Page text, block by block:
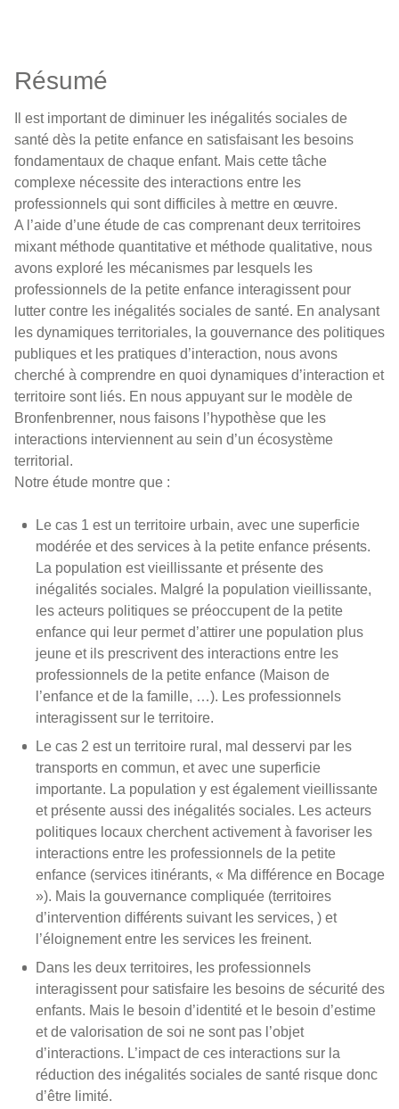
Résumé
Il est important de diminuer les inégalités sociales de
santé dès la petite enfance en satisfaisant les besoins
fondamentaux de chaque enfant. Mais cette tâche
complexe nécessite des interactions entre les
professionnels qui sont difficiles à mettre en œuvre.
A l’aide d’une étude de cas comprenant deux territoires
mixant méthode quantitative et méthode qualitative, nous
avons exploré les mécanismes par lesquels les
professionnels de la petite enfance interagissent pour
lutter contre les inégalités sociales de santé. En analysant
les dynamiques territoriales, la gouvernance des politiques
publiques et les pratiques d’interaction, nous avons
cherché à comprendre en quoi dynamiques d’interaction et
territoire sont liés. En nous appuyant sur le modèle de
Bronfenbrenner, nous faisons l’hypothèse que les
interactions interviennent au sein d’un écosystème
territorial.
Notre étude montre que :
Le cas 1 est un territoire urbain, avec une superficie
modérée et des services à la petite enfance présents.
La population est vieillissante et présente des
inégalités sociales. Malgré la population vieillissante,
les acteurs politiques se préoccupent de la petite
enfance qui leur permet d’attirer une population plus
jeune et ils prescrivent des interactions entre les
professionnels de la petite enfance (Maison de
l’enfance et de la famille, …). Les professionnels
interagissent sur le territoire.
Le cas 2 est un territoire rural, mal desservi par les
transports en commun, et avec une superficie
importante. La population y est également vieillissante
et présente aussi des inégalités sociales. Les acteurs
politiques locaux cherchent activement à favoriser les
interactions entre les professionnels de la petite
enfance (services itinérants, « Ma différence en Bocage
»). Mais la gouvernance compliquée (territoires
d’intervention différents suivant les services, ) et
l’éloignement entre les services les freinent.
Dans les deux territoires, les professionnels
interagissent pour satisfaire les besoins de sécurité des
enfants. Mais le besoin d’identité et le besoin d’estime
et de valorisation de soi ne sont pas l’objet
d’interactions. L’impact de ces interactions sur la
réduction des inégalités sociales de santé risque donc
d’être limité.